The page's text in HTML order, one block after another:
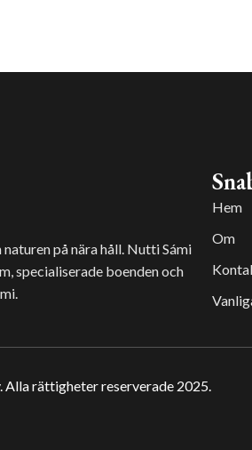
på nära håll. Nutti Sámi
specialiserade boenden och
Hem
Om
Alla rättigheter reserverade 2025.